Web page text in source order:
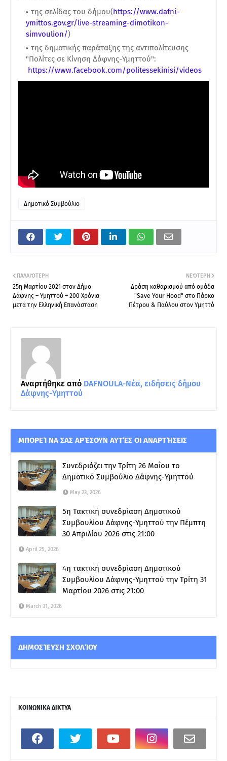
της σελίδας του δήμου(https://www.dafni-
ymittos.gov.gr/live-streaming-dimotikon-
simvoulion/)
της δημοτικής παράταξης της αντιπολίτευσης
"Πολίτες σε Κίνηση Δάφνης-Υμηττού":
https://www.facebook.com/politessekinisi/videos
Δημοτικό Συμβούλιο
ΝΕΌΤΕΡΗ
Δράση καθαρισμού από ομάδα
"Save Your Hood" στο Πάρκο
Πέτρου & Παύλου στον Υμηττό
ΠΑΛΑΙΌΤΕΡΗ
25η Μαρτίου 2021 στον Δήμο
Δάφνης – Υμηττού – 200 Χρόνια
μετά την Ελληνική Επανάσταση
Αναρτήθηκε από DAFNOULA-Νέα, ειδήσεις δήμου
Δάφνης-Υμηττού
ΜΠΟΡΕΊ ΝΑ ΣΑΣ ΑΡΈΣΟΥΝ ΑΥΤΈΣ ΟΙ ΑΝΑΡΤΉΣΕΙΣ
Συνεδριάζει την Τρίτη 26 Μαΐου το
Δημοτικό Συμβούλιο Δάφνης-Υμηττού
May 23, 2026
5η Τακτική συνεδρίαση Δημοτικού
Συμβουλίου Δάφνης-Υμηττού την Πέμπτη
30 Απριλίου 2026 στις 21:00
April 25, 2026
4η τακτική συνεδρίαση Δημοτικού
Συμβουλίου Δάφνης-Υμηττού την Τρίτη 31
Μαρτίου 2026 στις 21:00
March 31, 2026
ΔΗΜΟΣΊΕΥΣΗ ΣΧΟΛΊΟΥ
ΚΟΙΝΩΝΙΚΑ ΔΙΚΤΥΑ